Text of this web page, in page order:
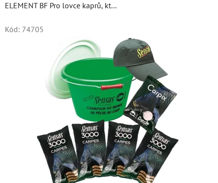
ELEMENT BF Pro lovce kaprů, kt…
Kód: 74705